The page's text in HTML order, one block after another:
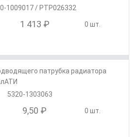
1009017 / PTP026332
1 413 ₽ 0 шт.
патрубка радиатора
5320-1303063
9,50 ₽ 0 шт.